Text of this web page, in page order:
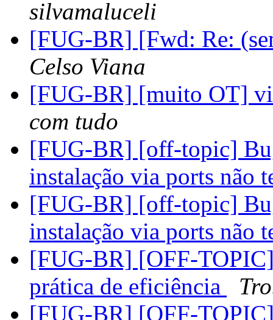
silvamaluceli
[FUG-BR] [Fwd: Re:
Celso Viana
[FUG-BR] [muito OT]
com tudo
[FUG-BR] [off-topic]
instalação via ports não
[FUG-BR] [off-topic]
instalação via ports não
[FUG-BR] [OFF-
prática de eficiência
[FUG-BR] [OFF-